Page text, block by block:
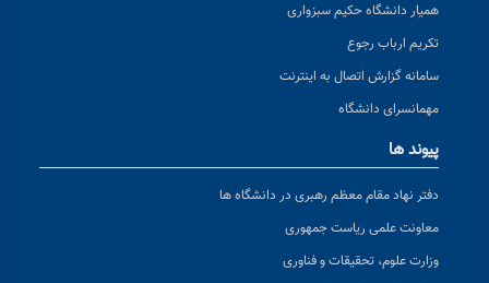
همیار دانشگاه حکیم سبزواری
تکریم ارباب رجوع
سامانه گزارش اتصال به اینترنت
مهمانسرای دانشگاه
پیوند ها
دفتر نهاد مقام معظم رهبری در دانشگاه ها
معاونت علمی ریاست جمهوری
وزارت علوم، تحقیقات و فناوری